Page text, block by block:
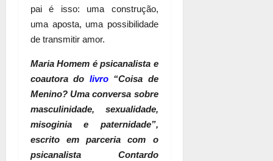
pai é isso: uma construção,
uma aposta, uma possibilidade
de transmitir amor.
Maria Homem é psicanalista e
coautora do livro“Coisa de
Menino? Uma conversa sobre
masculinidade, sexualidade,
misoginia e paternidade”,
escrito em parceria com o
psicanalista Contardo